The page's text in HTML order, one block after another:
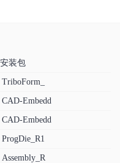
装包
Embedd
Embedd